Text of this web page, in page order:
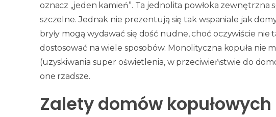
oznacz „jeden kamień”. Ta jednolita powłoka zewnętrzna
szczelne. Jednak nie prezentują się tak wspaniale jak
bryły mogą wydawać się dość nudne, choć oczywiście nie
dostosować na wiele sposobów. Monolityczna kopuła nie
(uzyskiwania super oświetlenia, w przeciwieństwie do
one rzadsze.
Zalety domów kopułowych